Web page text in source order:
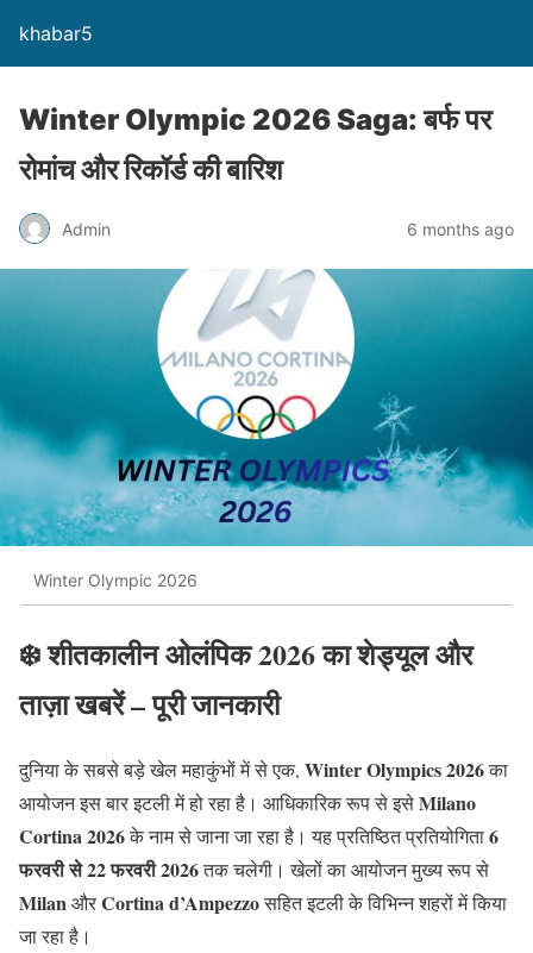
khabar5
Winter Olympic 2026 Saga: बर्फ पर
रोमांच और रिकॉर्ड की बारिश
Admin 6 months ago
Winter Olympic 2026
❄️ शीतकालीन ओलंपिक 2026 का शेड्यूल और
ताज़ा खबरें – पूरी जानकारी
दुनिया के सबसे बड़े खेल महाकुंभों में से एक, Winter Olympics 2026का
आयोजन इस बार इटली में हो रहा है। आधिकारिक रूप से इसेMilano
Cortina 2026के नाम से जाना जा रहा है। यह प्रतिष्ठित प्रतियोगिता6
फरवरी से 22 फरवरी 2026तक चलेगी। खेलों का आयोजन मुख्य रूप से
MilanऔरCortina d’Ampezzoसहित इटली के विभिन्न शहरों में किया
जा रहा है।